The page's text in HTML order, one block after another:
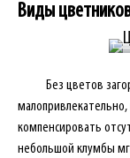
Виды
Без цветов
компенсировать
небольшой клумбы